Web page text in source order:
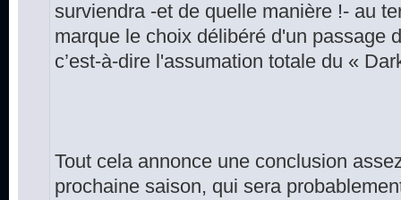
surviendra -et de quelle manière !- au
marque le choix délibéré d'un passage
c’est-à-dire l'assumation totale du «
Tout cela annonce une conclusion
prochaine saison, qui sera